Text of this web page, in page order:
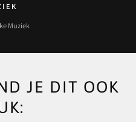
Muziek
JE DIT OOK